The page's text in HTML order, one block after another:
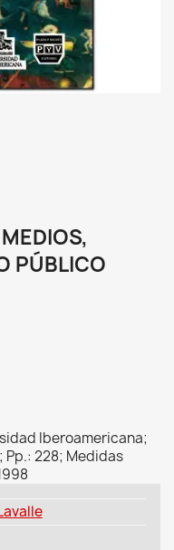
PÚBLICO
Iberoamericana;
Pp.: 228; Medidas